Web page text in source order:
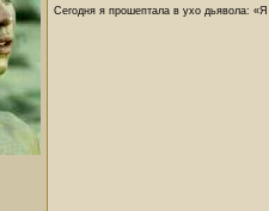
Сегодня я прошептала в ухо дьявола: